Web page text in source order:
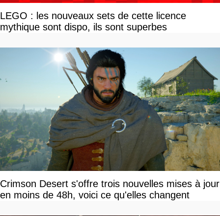
LEGO : les nouveaux sets de cette licence
mythique sont dispo, ils sont superbes
Crimson Desert s'offre trois nouvelles mises à jour
en moins de 48h, voici ce qu'elles changent